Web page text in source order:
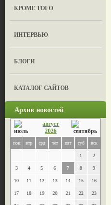
КРОМЕ ТОГО
ИНТЕРВЬЮ
БЛОГИ
КАТАЛОГ САЙТОВ
Архив новостей
август
2026
пон втр срд чет пят суб вск
1 2
3 4 5 6 7 8 9
10 11 12 13 14 15 16
17 18 19 20 21 22 23